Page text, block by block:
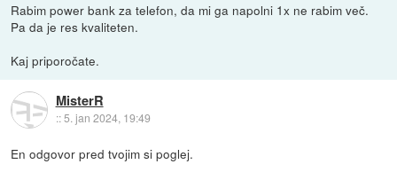
Rabim power bank za telefon, da mi ga napolni 1x ne rabim več.
Pa da je res kvaliteten.
Kaj priporočate.
MisterR
::5. jan 2024, 19:49
En odgovor pred tvojim si poglej.